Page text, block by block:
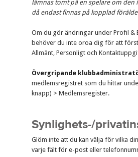
lämnas tomt på en spelare om den
då endast finnas på kopplad
Om du gör ändringar under Profil &
behöver du inte oroa dig för att
Allmänt, Personligt och
Övergripande
medlemsregistret som du hittar
knapp) > Medlemsregister.
Synlighets-/
Glöm inte att du kan välja för vilka
varje fält för e-post eller